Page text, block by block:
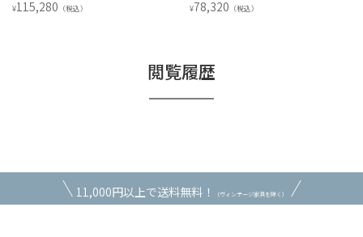
¥115,280 （税込） ¥78,320 （税込）
閲覧履歴
11,000円以上で送料無料！ （ヴィンテージ家具を除く）